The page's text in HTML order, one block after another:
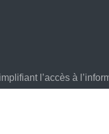
l’accès à